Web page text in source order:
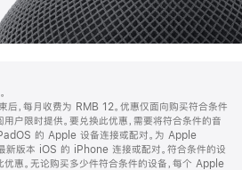
后，每月收费为 RMB 12。优惠仅面向购买符合条件
户限时提供。要兑换此优惠，需要将符合条件的音
的 Apple 设备连接或配对。为 Apple
新版本 iOS 的 iPhone 连接或配对。符合条件的设
惠。无论购买多少件符合条件的设备，每个 Apple